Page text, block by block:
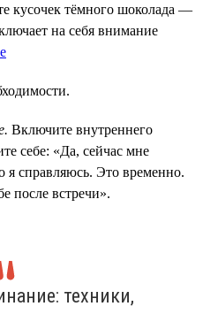
кусочек тёмного шоколада —
на себя внимание
Включите внутреннего
себе: «Да, сейчас мне
справляюсь. Это временно.
после встречи».
техники,